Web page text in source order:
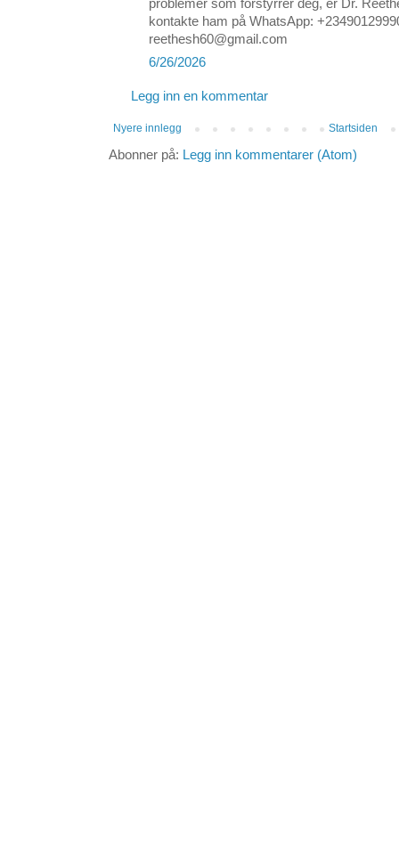
problemer som forstyrrer deg, er Dr.
kontakte ham på WhatsApp:
reethesh60@gmail.com
6/26/2026
Legg inn en kommentar
Nyere innlegg Startsiden
Abonner på: Legg inn kommentarer (Atom)